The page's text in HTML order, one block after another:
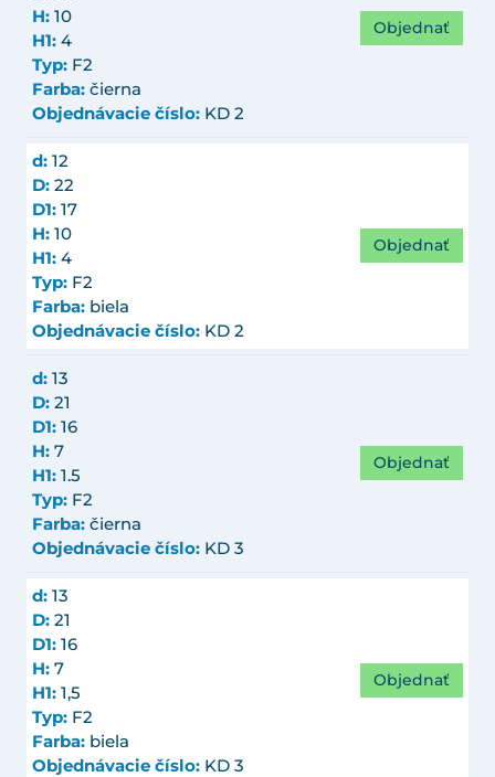
H: 10
H1: 4
Typ: F2
Farba: čierna
Objednávacie číslo: KD 2
Objednať
d: 12
D: 22
D1: 17
H: 10
H1: 4
Typ: F2
Farba: biela
Objednávacie číslo: KD 2
Objednať
d: 13
D: 21
D1: 16
H: 7
H1: 1.5
Typ: F2
Farba: čierna
Objednávacie číslo: KD 3
Objednať
d: 13
D: 21
D1: 16
H: 7
H1: 1,5
Typ: F2
Farba: biela
Objednávacie číslo: KD 3
Objednať